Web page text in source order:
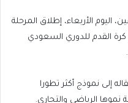
اليوم الأربعاء، إطلاق المرحلة
كرة القدم للدوري السعودي
إلى نموذج أكثر تطورا
نموها الرياضي والتجاري.